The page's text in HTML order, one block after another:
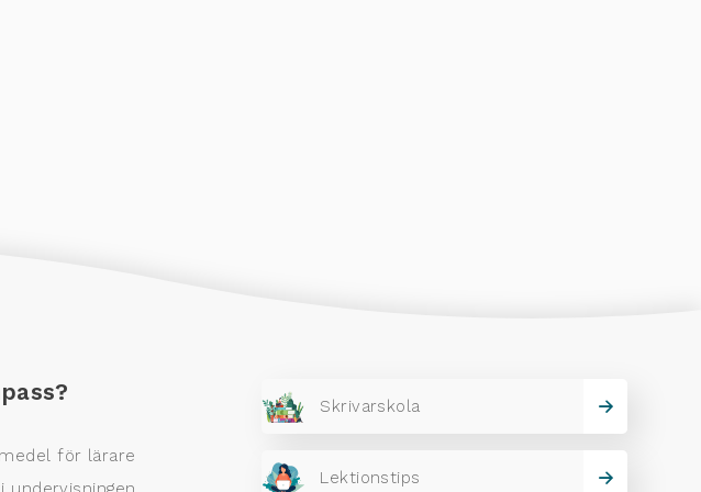
för lärare
Skrivarskola
Lektionstips